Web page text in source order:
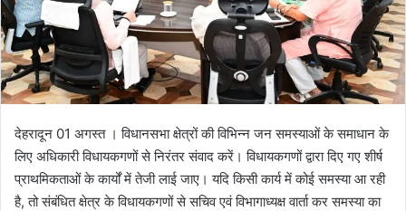
देहरादून 01 अगस्त । विधानसभा क्षेत्रों की विभिन्न जन समस्याओं के समाधान के
लिए अधिकारी विधायकगणों से निरंतर संवाद करें। विधायकगणों द्वारा दिए गए शीर्ष
प्राथमिकताओं के कार्यों में तेजी लाई जाए। यदि किसी कार्य में कोई समस्या आ रही
है, तो संबंधित क्षेत्र के विधायकगणों से सचिव एवं विभागाध्यक्ष वार्ता कर समस्या का